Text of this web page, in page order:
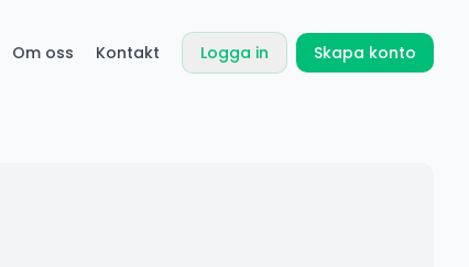
Om oss Kontakt Logga in Skapa konto